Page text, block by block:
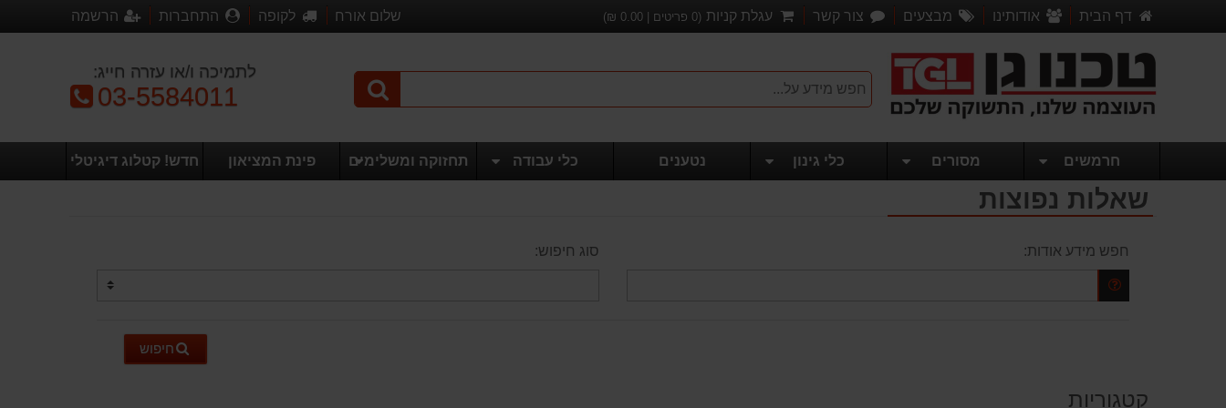
דף הבית אודותינו מבצעים צור קשר עגלת קניות (
0 פריטים | 0.00
₪) שלום אורח לקופה התחברות הרשמה
לתמיכה ו/או עזרה חייג:
טלפון:
03-5584011
חרמשים מסורים כלי גינון נטענים כלי עבודה תחזוקה ומשלימים פינת המציאון חדש! קטלוג דיגיטלי
שאלות נפוצות
חפש מידע אודות: סוג חיפוש:
חיפוש
קטגוריות